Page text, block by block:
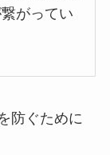
がってい
防ぐために